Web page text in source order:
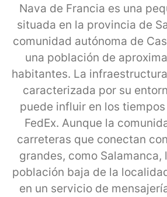
Nava de Francia es una
situada en la provincia de
comunidad autónoma de
una población de
habitantes. La
caracterizada por su
puede influir en los
FedEx. Aunque la
carreteras que conectan
grandes, como Salamanca,
población baja de la
en un servicio de